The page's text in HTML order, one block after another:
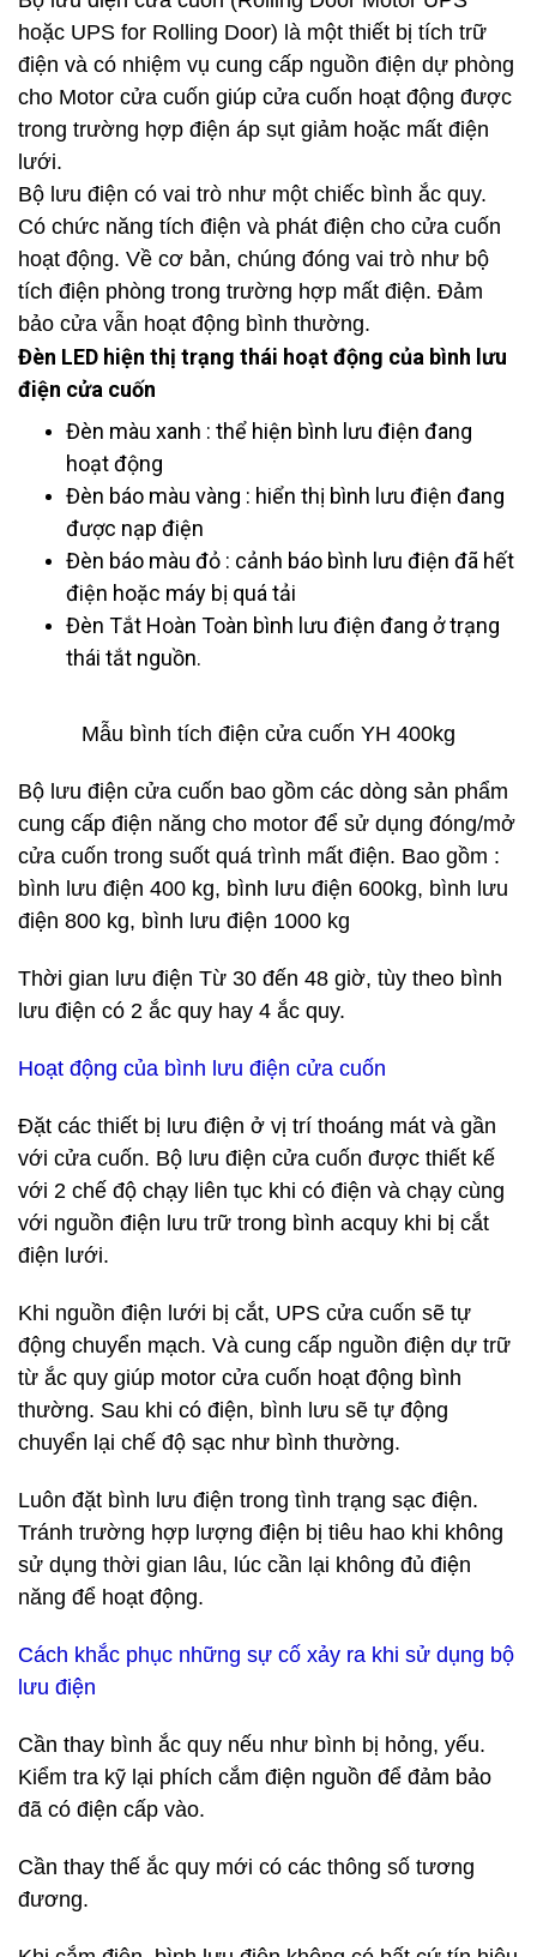
hoặc UPS for Rolling Door) là một thiết bị tích trữ
điện và có nhiệm vụ cung cấp nguồn điện dự phòng
cho Motor cửa cuốn giúp cửa cuốn hoạt động được
trong trường hợp điện áp sụt giảm hoặc mất điện
lưới.
Bộ lưu điện có vai trò như một chiếc bình ắc quy.
Có chức năng tích điện và phát điện cho cửa cuốn
hoạt động. Về cơ bản, chúng đóng vai trò như bộ
tích điện phòng trong trường hợp mất điện. Đảm
bảo cửa vẫn hoạt động bình thường.
Đèn LED hiện thị trạng thái hoạt động của bình lưu
điện cửa cuốn
Đèn màu xanh : thể hiện bình lưu điện đang
hoạt động
Đèn báo màu vàng : hiển thị bình lưu điện đang
được nạp điện
Đèn báo màu đỏ : cảnh báo bình lưu điện đã hết
điện hoặc máy bị quá tải
Đèn Tắt Hoàn Toàn bình lưu điện đang ở trạng
thái tắt nguồn.
Mẫu bình tích điện cửa cuốn YH 400kg
Bộ lưu điện cửa cuốn bao gồm các dòng sản phẩm
cung cấp điện năng cho motor để sử dụng đóng/mở
cửa cuốn trong suốt quá trình mất điện. Bao gồm :
bình lưu điện 400 kg, bình lưu điện 600kg, bình lưu
điện 800 kg, bình lưu điện 1000 kg
Thời gian lưu điện Từ 30 đến 48 giờ, tùy theo bình
lưu điện có 2 ắc quy hay 4 ắc quy.
Hoạt động của bình lưu điện cửa cuốn
Đặt các thiết bị lưu điện ở vị trí thoáng mát và gần
với cửa cuốn. Bộ lưu điện cửa cuốn được thiết kế
với 2 chế độ chạy liên tục khi có điện và chạy cùng
với nguồn điện lưu trữ trong bình acquy khi bị cắt
điện lưới.
Khi nguồn điện lưới bị cắt, UPS cửa cuốn sẽ tự
động chuyển mạch. Và cung cấp nguồn điện dự trữ
từ ắc quy giúp motor cửa cuốn hoạt động bình
thường. Sau khi có điện, bình lưu sẽ tự động
chuyển lại chế độ sạc như bình thường.
Luôn đặt bình lưu điện trong tình trạng sạc điện.
Tránh trường hợp lượng điện bị tiêu hao khi không
sử dụng thời gian lâu, lúc cần lại không đủ điện
năng để hoạt động.
Cách khắc phục những sự cố xảy ra khi sử dụng bộ
lưu điện
Cần thay bình ắc quy nếu như bình bị hỏng, yếu.
Kiểm tra kỹ lại phích cắm điện nguồn để đảm bảo
đã có điện cấp vào.
Cần thay thế ắc quy mới có các thông số tương
đương.